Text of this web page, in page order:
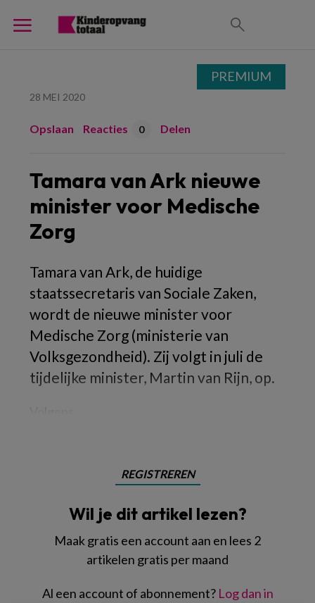
28 MEI 2020
Opslaan Reacties 0 Delen
Tamara van Ark nieuwe
minister voor Medische
Zorg
Tamara van Ark, de huidige
staatssecretaris van Sociale Zaken,
wordt de nieuwe minister voor
Medische Zorg (ministerie van
Volksgezondheid). Zij volgt in juli de
tijdelijke minister, Martin van Rijn, op.
REGISTREREN
Wil je dit artikel lezen?
Maak gratis een account aan en lees 2
artikelen gratis per maand
Al een account of abonnement? Log dan in
PREMIUM